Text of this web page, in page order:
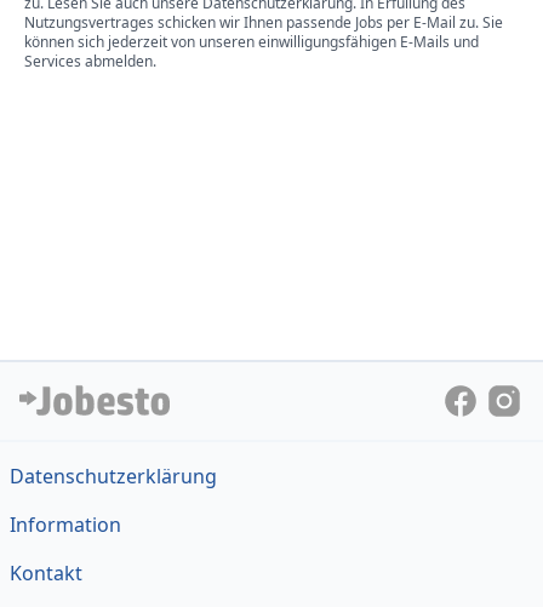
Nutzungsvertrages schicken wir Ihnen passende Jobs per E-Mail zu. Sie
können sich jederzeit von unseren einwilligungsfähigen E-Mails und
Services abmelden.
Datenschutzerklärung
Information
Kontakt